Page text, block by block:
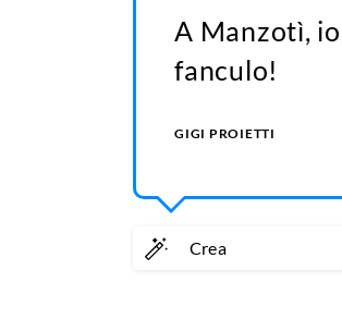
A Manzotì,
fanculo!
GIGI PROIETTI
Crea